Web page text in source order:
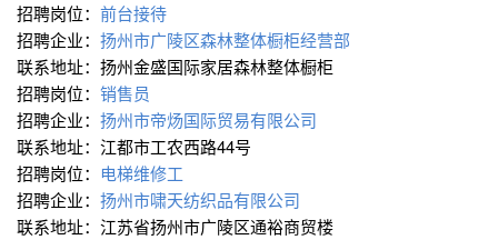
招聘岗位： 前台接待
招聘企业： 扬州市广陵区森林整体橱柜经营部
联系地址：扬州金盛国际家居森林整体橱柜
招聘岗位： 销售员
招聘企业： 扬州市帝炀国际贸易有限公司
联系地址：江都市工农西路44号
招聘岗位： 电梯维修工
招聘企业： 扬州市啸天纺织品有限公司
联系地址：江苏省扬州市广陵区通裕商贸楼